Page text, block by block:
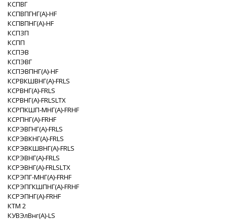
КСПВГ
КСПВПГНГ(A)-HF
КСПВПНГ(A)-HF
КСПЗП
КСПП
КСПЭВ
КСПЭВГ
КСПЭВПНГ(A)-HF
КСРВКШВНГ(A)-FRLS
КСРВНГ(A)-FRLS
КСРВНГ(A)-FRLSLTX
КСРПКШП-МНГ(A)-FRHF
КСРПНГ(A)-FRHF
КСРЭВГНГ(A)-FRLS
КСРЭВКНГ(A)-FRLS
КСРЭВКШВНГ(A)-FRLS
КСРЭВНГ(A)-FRLS
КСРЭВНГ(A)-FRLSLTX
КСРЭПГ-МНГ(A)-FRHF
КСРЭПГКШПНГ(A)-FRHF
КСРЭПНГ(A)-FRHF
КТМ 2
КУВЭлВнг(А)-LS